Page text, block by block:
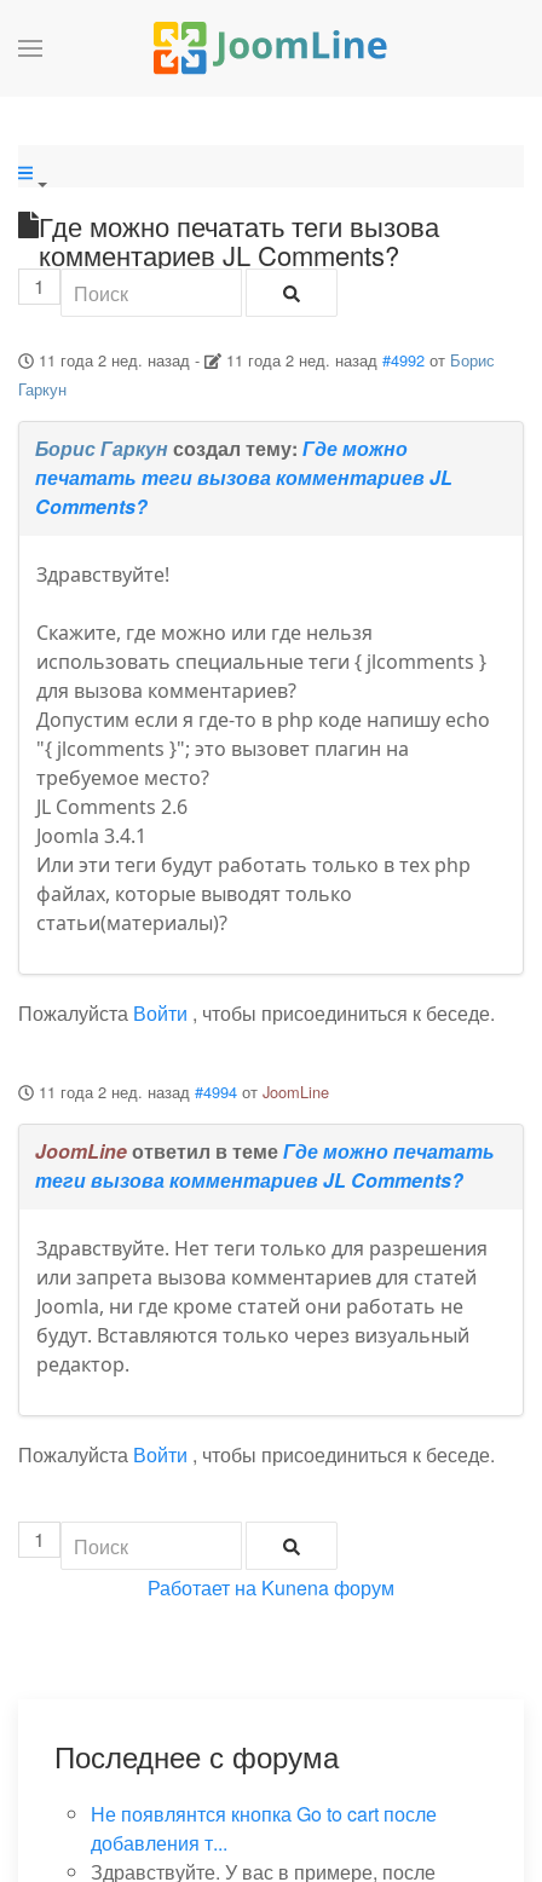
Где можно печатать теги вызова
комментариев JL Comments?
1
11 года 2 нед. назад- 11 года 2 нед. назад #4992 от Борис
Гаркун
Борис Гаркунсоздал тему: Где можно
печатать теги вызова комментариев JL
Comments?
Здравствуйте!
Скажите, где можно или где нельзя
использовать специальные теги { jlcomments }
для вызова комментариев?
Допустим если я где-то в php коде напишу echo
"{ jlcomments }"; это вызовет плагин на
требуемое место?
JL Comments 2.6
Joomla 3.4.1
Или эти теги будут работать только в тех php
файлах, которые выводят только
статьи(материалы)?
Пожалуйста Войти , чтобы присоединиться к беседе.
11 года 2 нед. назад #4994 от JoomLine
JoomLineответил в темеГде можно печатать
теги вызова комментариев JL Comments?
Здравствуйте. Нет теги только для разрешения
или запрета вызова комментариев для статей
Joomla, ни где кроме статей они работать не
будут. Вставляются только через визуальный
редактор.
Пожалуйста Войти , чтобы присоединиться к беседе.
1
Работает на Kunena форум
Последнее с форума
Не появлянтся кнопка Go to cart после
добавления т...
Здравствуйте. У вас в примере, после